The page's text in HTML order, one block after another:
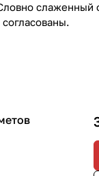
слаженный